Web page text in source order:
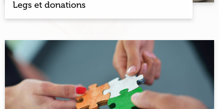
Legs et donations